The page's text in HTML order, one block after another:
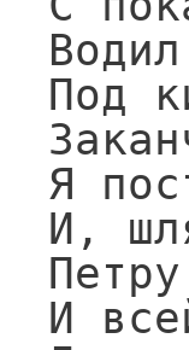
Под
Я
И,
И